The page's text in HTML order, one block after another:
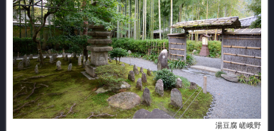
湯豆腐 嵯峨野